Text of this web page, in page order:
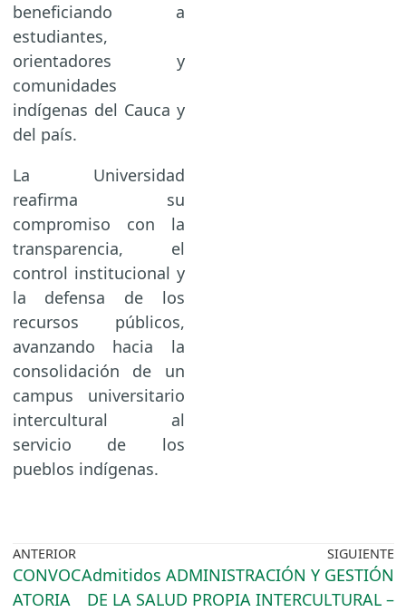
beneficiando a
estudiantes,
orientadores y
comunidades
indígenas del Cauca y
del país.
La Universidad
reafirma su
compromiso con la
transparencia, el
control institucional y
la defensa de los
recursos públicos,
avanzando hacia la
consolidación de un
campus universitario
intercultural al
servicio de los
pueblos indígenas.
ANTERIOR
CONVOC
ATORIA
SIGUIENTE
Admitidos ADMINISTRACIÓN Y GESTIÓN
DE LA SALUD PROPIA INTERCULTURAL –